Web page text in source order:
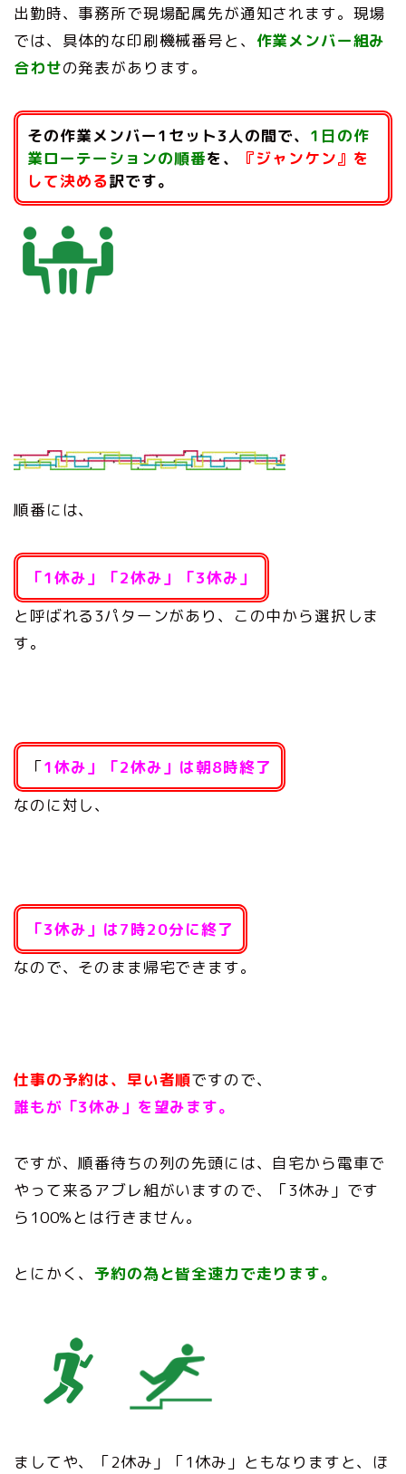
出勤時、事務所で現場配属先が通知されます。現場
では、具体的な印刷機械番号と、 作業メンバー組み
合わせの発表があります。
その作業メンバー1セット3人の間で、 1日の作
業ローテーションの順番を、
『ジャンケン』を
して決める訳です。
順番には、
「1休み」「2休み」「3休み」
と呼ばれる3パターンがあり、この中から選択しま
す。
「1休み」「2休み」は朝8時終了
なのに対し、
「3休み」は7時20分に終了
なので、そのまま帰宅できます。
仕事の予約は、早い者順ですので、
誰もが「3休み」を望みます。
ですが、順番待ちの列の先頭には、自宅から電車で
やって来るアブレ組がいますので、「3休み」です
ら100%とは行きません。
とにかく、予約の為と皆全速力で走ります。
ましてや、「2休み」「1休み」ともなりますと、ほ